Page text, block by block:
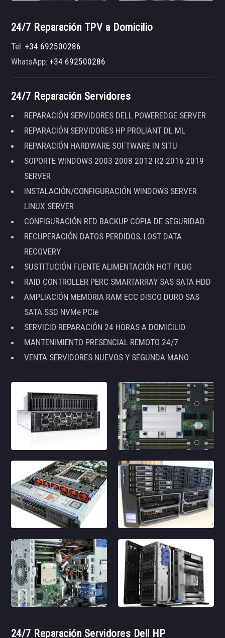
24/7 Reparación TPV a Domicilio
Tel:+34 692500286
WhatsApp:+34 692500286
24/7 Reparación Servidores
REPARACIÓN SERVIDORES DELL POWEREDGE SERVER
REPARACIÓN SERVIDORES HP PROLIANT DL ML
REPARACIÓN HARDWARE SOFTWARE IN SITU
SOPORTE WINDOWS 2003 2008 2012 R2 2016 2019
SERVER
INSTALACIÓN/CONFIGURACIÓN WINDOWS SERVER
LINUX SERVER
CONFIGURACIÓN RED BACKUP COPIA DE SEGURIDAD
RECUPERACIÓN DATOS PERDIDOS, LOST DATA
RECOVERY
SUSTITUCIÓN FUENTE ALIMENTACIÓN HOT PLUG
RAID CONTROLLER PERC SMARTARRAY SAS SATA HDD
AMPLIACIÓN MEMORIA RAM ECC DISCO DURO SAS
SATA SSD NVMe PCIe
SERVICIO REPARACIÓN 24 HORAS A DOMICILIO
MANTENIMIENTO PRESENCIAL REMOTO 24/7
VENTA SERVIDORES NUEVOS Y SEGUNDA MANO
24/7 Reparación Servidores Dell HP